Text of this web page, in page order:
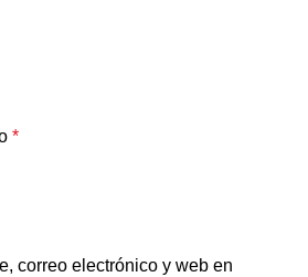
*
correo electrónico y web en